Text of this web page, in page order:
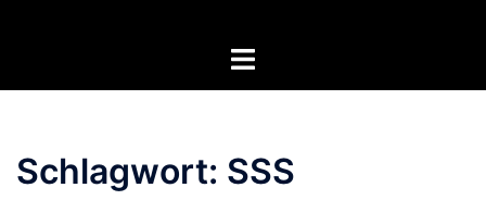
Menü
Schlagwort: SSS